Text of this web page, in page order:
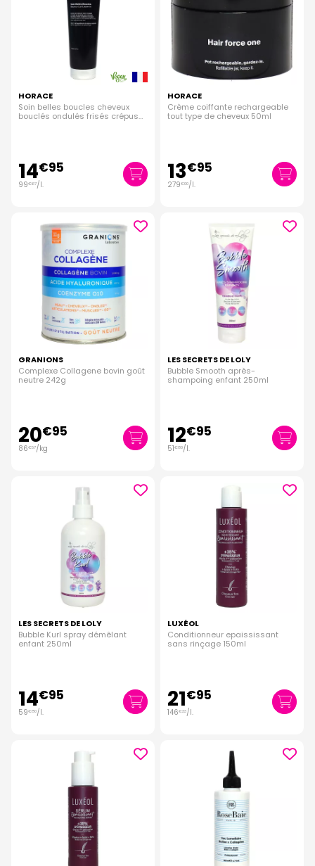
HORACE
Soin belles boucles cheveux
bouclés ondulés frisés crépus
14€95
99€67/l.
HORACE
Crème coiffante rechargeable
tout type de cheveux 50ml
13€95
279€00/l.
GRANIONS
Complexe Collagene bovin goût
neutre 242g
20€95
86€57/kg
LES SECRETS DE LOLY
Bubble Smooth après-
shampoing enfant 250ml
12€95
51€80/l.
LES SECRETS DE LOLY
Bubble Kurl spray démêlant
enfant 250ml
14€95
59€80/l.
LUXÉOL
Conditionneur epaississant
sans rinçage 150ml
21€95
146€33/l.